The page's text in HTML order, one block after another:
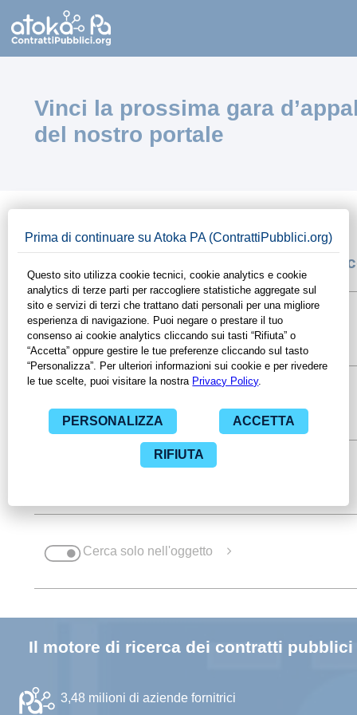
Vinci la prossima gara
del nostro portale
Quali sono gli strumenti per fare una
Filtri Base
Cerca solo nell'oggetto
Il motore di ricerca dei contratti
3,48 milioni di aziende fornitrici